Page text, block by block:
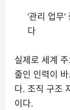
‘관리 업무
다
실제로 세계
줄인 인력이
다. 조직 구조
이다.